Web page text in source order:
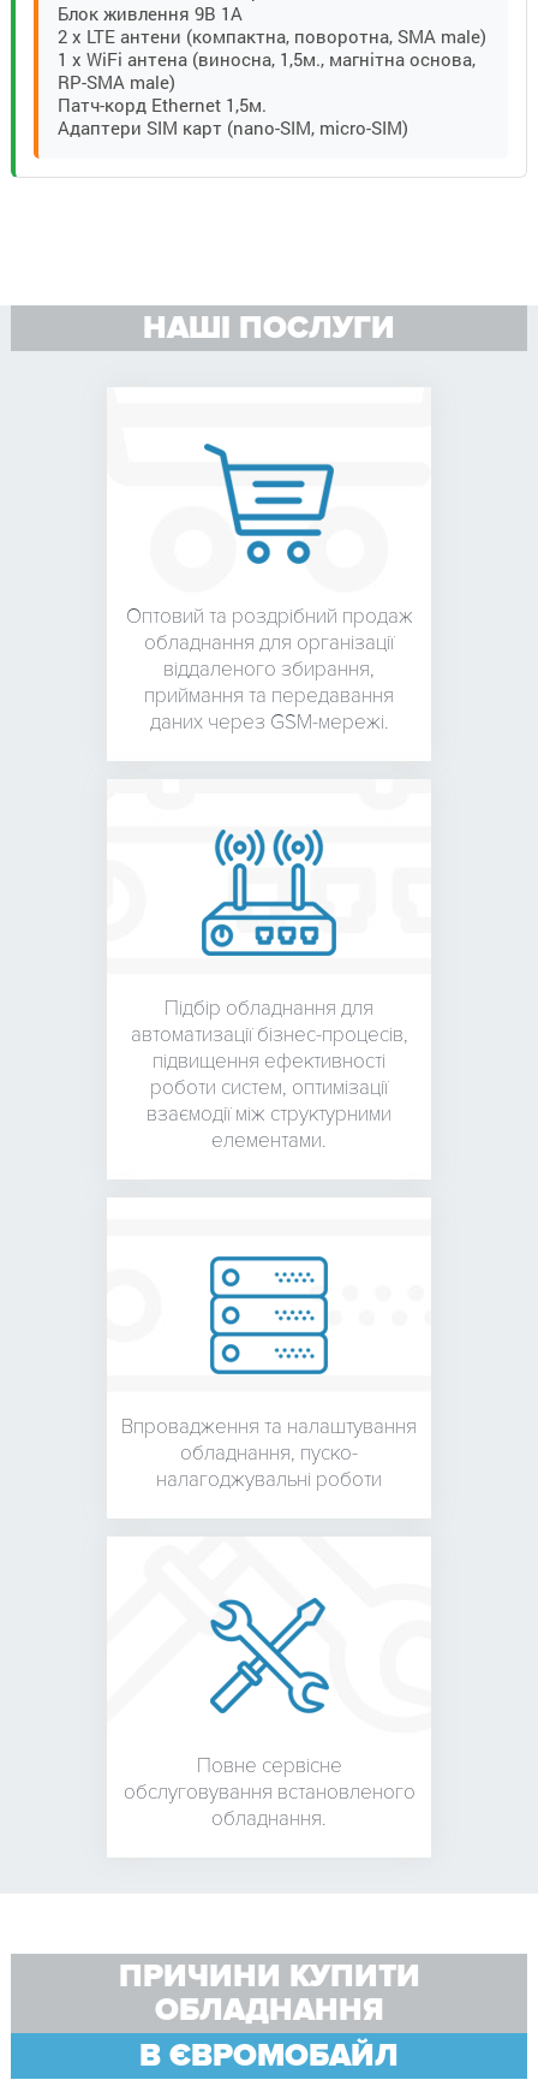
Блок живлення 9В 1А
2 x LTE антени (компактна, поворотна, SMA male)
1 x WiFi антена (виносна, 1,5м., магнітна основа,
RP-SMA male)
Патч-корд Ethernet 1,5м.
Адаптери SIM карт (nano-SIM, micro-SIM)
НАШІ ПОСЛУГИ
Оптовий та роздрібний продаж
обладнання для організації
віддаленого збирання,
приймання та передавання
даних через GSM-мережі.
Підбір обладнання для
автоматизації бізнес-процесів,
підвищення ефективності
роботи систем, оптимізації
взаємодії між структурними
елементами.
Впровадження та налаштування
обладнання, пуско-
налагоджувальні роботи
Повне сервісне
обслуговування встановленого
обладнання.
ПРИЧИНИ КУПИТИ
ОБЛАДНАННЯ
В ЄВРОМОБАЙЛ